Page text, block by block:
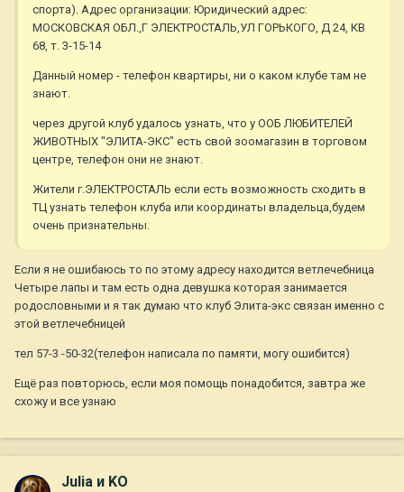
спорта). Адрес организации: Юридический адрес:
МОСКОВСКАЯ ОБЛ.,Г ЭЛЕКТРОСТАЛЬ,УЛ ГОРЬКОГО, Д 24, КВ
68, т. 3-15-14
Данный номер - телефон квартиры, ни о каком клубе там не
знают.
через другой клуб удалось узнать, что у ООБ ЛЮБИТЕЛЕЙ
ЖИВОТНЫХ "ЭЛИТА-ЭКС" есть свой зоомагазин в торговом
центре, телефон они не знают.
Жители г.ЭЛЕКТРОСТАЛЬ если есть возможность сходить в
ТЦ узнать телефон клуба или координаты владельца,будем
очень признательны.
Если я не ошибаюсь то по этому адресу находится ветлечебница
Четыре лапы и там есть одна девушка которая занимается
родословными и я так думаю что клуб Элита-экс связан именно с
этой ветлечебницей
тел 57-3 -50-32(телефон написала по памяти, могу ошибится)
Ещё раз повторюсь, если моя помощь понадобится, завтра же
схожу и все узнаю
Julia и KO